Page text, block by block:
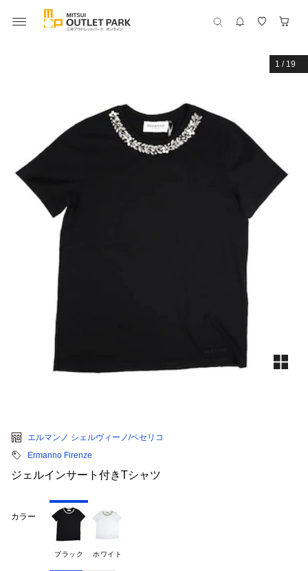
1 / 19
エルマンノ シェルヴィーノ/ペセリコ
Ermanno Firenze
ジェルインサート付きTシャツ
カラー
ブラック ホワイト